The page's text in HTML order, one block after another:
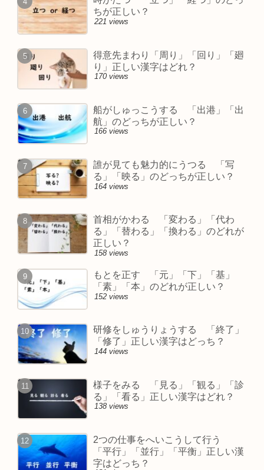
ちが正しい？
221 views
得意先まわり「周り」「回り」「廻
り」正しい漢字はどれ？
170 views
船がしゅっこうする 「出港」「出
航」のどっちが正しい？
166 views
誰が見ても魅力的にうつる 「写
る」「映る」のどっちが正しい？
164 views
首相がかわる 「変わる」「代わ
る」「替わる」「換わる」のどれが
正しい？
158 views
もとを正す 「元」「下」「基」
「素」「本」のどれが正しい？
152 views
研修をしゅうりょうする 「終了」
「修了」正しい漢字はどっち？
144 views
様子をみる 「見る」「観る」「診
る」「看る」正しい漢字はどれ？
138 views
2つの仕事をへいこうして行う
「平行」「並行」「平衡」正しい漢
字はどっち？